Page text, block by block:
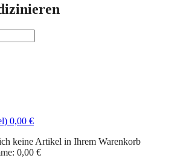
0,00 €
keine Artikel in Ihrem Warenkorb
0,00 €